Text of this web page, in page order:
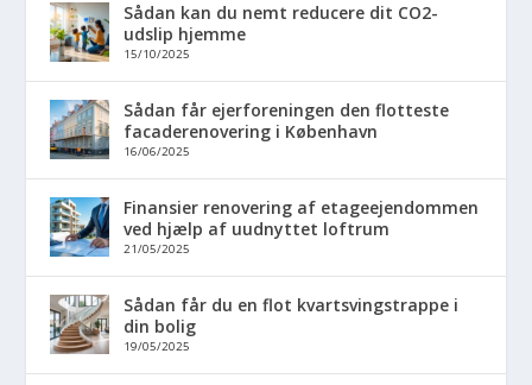
Sådan kan du nemt reducere dit CO2-
udslip hjemme
15/10/2025
Sådan får ejerforeningen den flotteste
facaderenovering i København
16/06/2025
Finansier renovering af etageejendommen
ved hjælp af uudnyttet loftrum
21/05/2025
Sådan får du en flot kvartsvingstrappe i
din bolig
19/05/2025